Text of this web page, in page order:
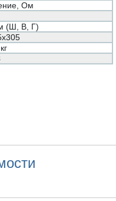
Ом
(Ш, В, Г)